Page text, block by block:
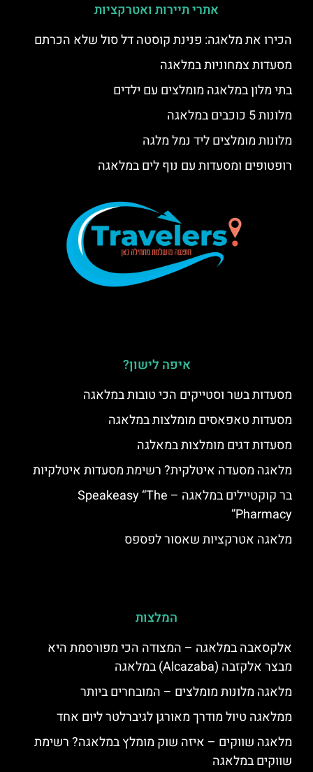
אתרי תיירות ואטרקציות
הכירו את מלאגה: פנינת קוסטה דל סול שלא הכרתם
מסעדות צמחוניות במלאגה
בתי מלון במלאגה מומלצים עם ילדים
מלונות 5 כוכבים במלאגה
מלונות מומלצים ליד נמל מלגה
רופטופים ומסעדות עם נוף לים במלאגה
איפה לישון?
מסעדות בשר וסטייקים הכי טובות במלאגה
מסעדות טאפאסים מומלצות במלאגה
מסעדות דגים מומלצות במאלגה
מלאגה מסעדה איטלקית? רשימת מסעדות איטלקיות
בר קוקטיילים במלאגה – Speakeasy “The
Pharmacy”
מלאגה אטרקציות שאסור לפספס
המלצות
אלקסאבה במלאגה – המצודה הכי מפורסמת היא
מבצר אלקזבה (Alcazaba) במלאגה
מלאגה מלונות מומלצים – המובחרים ביותר
ממלאגה טיול מודרך מאורגן לגיברלטר ליום אחד
מלאגה שווקים – איזה שוק מומלץ במלאגה? רשימת
שווקים במלאגה